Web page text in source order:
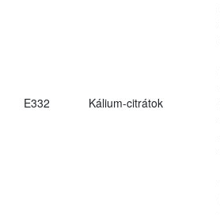
E332 Kálium-citrátok